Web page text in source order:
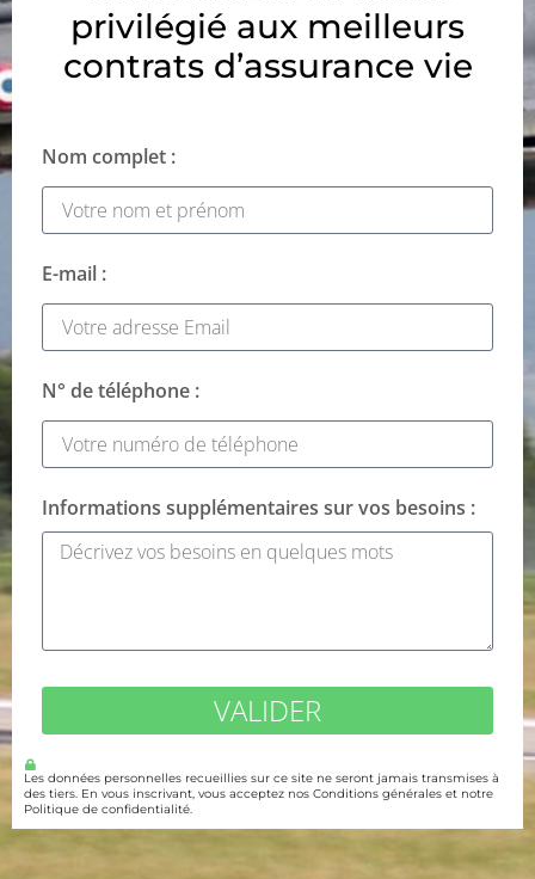
privilégié aux meilleurs
contrats d’assurance vie
Nom complet :
E-mail :
N° de téléphone :
Informations supplémentaires sur vos besoins :
VALIDER
Les données personnelles recueillies sur ce site ne seront jamais transmises à
des tiers. En vous inscrivant, vous acceptez nos Conditions générales et notre
Politique de confidentialité.